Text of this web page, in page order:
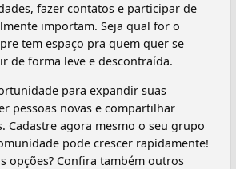
fazer contatos e participar de
importam. Seja qual for o
tem espaço pra quem quer se
de forma leve e descontraída.
para expandir suas
pessoas novas e compartilhar
Cadastre agora mesmo o seu grupo
pode crescer rapidamente!
opções? Confira também outros